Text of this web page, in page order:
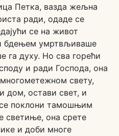
Петка, вазда жељна
ради, одаде се
се на живот
бдењем умртвљиваше
га духу. Но сва горећи
и ради Господа, она
свету,
дом, остави свет, и
поклони тамошњим
светиње, она срете
и доби многе